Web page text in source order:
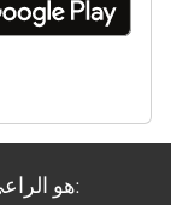
TruckScout24.ma هو الراعي الرسمي لـ: